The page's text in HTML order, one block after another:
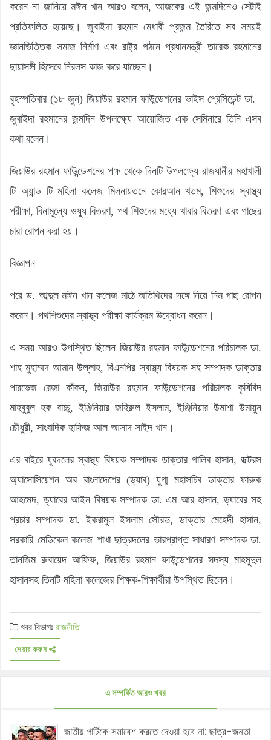
করেন না জানিয়ে মঈন খান আরও বলেন, আজকের এই জন্মদিনেও সেটাই
প্রতিফলিত হয়েছে। জুবাইদা রহমান মেধাবী প্রজন্ম তৈরিতে সব সময়ই
জ্ঞানভিত্তিক সমাজ নির্মাণ এবং রাষ্ট্র গঠনে প্রধানমন্ত্রী তারেক রহমানের
ছায়াসঙ্গী হিসেবে নিরলস কাজ করে যাচ্ছেন।
বৃহস্পতিবার (১৮ জুন) জিয়াউর রহমান ফাউন্ডেশনের ভাইস প্রেসিডেন্ট ডা.
জুবাইদা রহমানের জন্মদিন উপলক্ষ্যে আয়োজিত এক সেমিনারে তিনি এসব
কথা বলেন।
জিয়াউর রহমান ফাউন্ডেশনের পক্ষ থেকে দিনটি উপলক্ষ্যে রাজধানীর মহাখালী
টি অ্যান্ড টি মহিলা কলেজ মিলনায়তনে কোরআন খতম, শিশুদের স্বাস্থ্য
পরীক্ষা, বিনামূল্যে ওষুধ বিতরণ, পথ শিশুদের মধ্যে খাবার বিতরণ এবং গাছের
চারা রোপন করা হয়।
বিজ্ঞাপন
পরে ড. আব্দুল মঈন খান কলেজ মাঠে অতিথিদের সঙ্গে নিয়ে নিম গাছ রোপন
করেন। পথশিশুদের স্বাস্থ্য পরীক্ষা কার্যক্রম উদ্বোধন করেন।
এ সময় আরও উপস্থিত ছিলেন জিয়াউর রহমান ফাউন্ডেশনের পরিচালক ডা.
শাহ মুহাম্মদ আমান উল্লাহ, বিএনপির স্বাস্থ্য বিষয়ক সহ সম্পাদক ডাক্তার
পারভেজ রেজা কাঁকন, জিয়াউর রহমান ফাউন্ডেশনের পরিচালক কৃষিবিদ
মাহবুবুল হক বাচ্চু, ইঞ্জিনিয়ার জহিরুল ইসলাম, ইঞ্জিনিয়ার উমাশা উমায়ুন
চৌধুরী, সাংবাদিক হাফিজ আল আসাদ সাইদ খান।
এর বাইরে যুবদলের স্বাস্থ্য বিষয়ক সম্পাদক ডাক্তার গালিব হাসান, ডক্টরস
অ্যাসোসিয়েশন অব বাংলাদেশের (ড্যাব) যুগ্ম মহাসচিব ডাক্তার ফারুক
আহমেদ, ড্যাবের আইন বিষয়ক সম্পাদক ডা. এম আর হাসান, ড্যাবের সহ
প্রচার সম্পাদক ডা. ইকরামুল ইসলাম সৌরভ, ডাক্তার মেহেদী হাসান,
সরকারি মেডিকেল কলেজ শাখা ছাত্রদলের ভারপ্রাপ্ত সাধারণ সম্পাদক ডা.
তানজিম রুবায়েদ আফিফ, জিয়াউর রহমান ফাউন্ডেশনের সদস্য মাহমুদুল
হাসানসহ তিনটি মহিলা কলেজের শিক্ষক-শিক্ষার্থীরা উপস্থিত ছিলেন।
খবর বিভাগঃরাজনীতি
শেয়ার করুন
এ সম্পর্কিত আরও খবর
জাতীয় পার্টিকে সমাবেশ করতে দেওয়া হবে না: ছাত্র-জনতা